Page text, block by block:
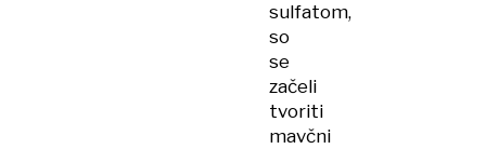
sulfatom,
so
se
začeli
tvoriti
mavčni